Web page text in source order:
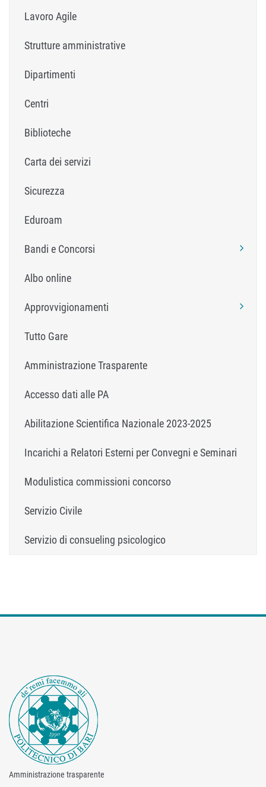
Lavoro Agile
Strutture amministrative
Dipartimenti
Centri
Biblioteche
Carta dei servizi
Sicurezza
Eduroam
Bandi e Concorsi
Albo online
Approvvigionamenti
Tutto Gare
Amministrazione Trasparente
Accesso dati alle PA
Abilitazione Scientifica Nazionale 2023-2025
Incarichi a Relatori Esterni per Convegni e Seminari
Modulistica commissioni concorso
Servizio Civile
Servizio di consueling psicologico
Amministrazione trasparente